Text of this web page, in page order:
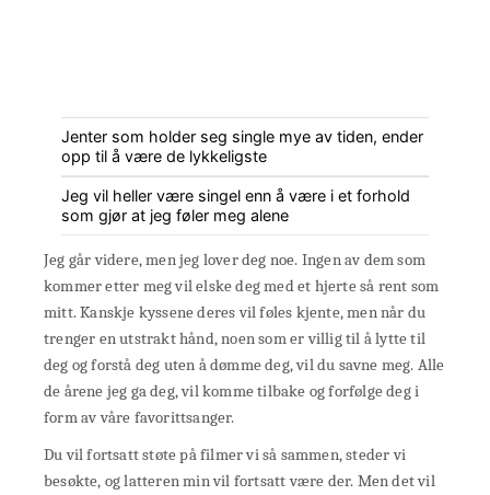
Jenter som holder seg single mye av tiden, ender
opp til å være de lykkeligste
Jeg vil heller være singel enn å være i et forhold
som gjør at jeg føler meg alene
Jeg går videre, men jeg lover deg noe. Ingen av dem som
kommer etter meg vil elske deg med et hjerte så rent som
mitt. Kanskje kyssene deres vil føles kjente, men når du
trenger en utstrakt hånd, noen som er villig til å lytte til
deg og forstå deg uten å dømme deg, vil du savne meg. Alle
de årene jeg ga deg, vil komme tilbake og forfølge deg i
form av våre favorittsanger.
Du vil fortsatt støte på filmer vi så sammen, steder vi
besøkte, og latteren min vil fortsatt være der. Men det vil